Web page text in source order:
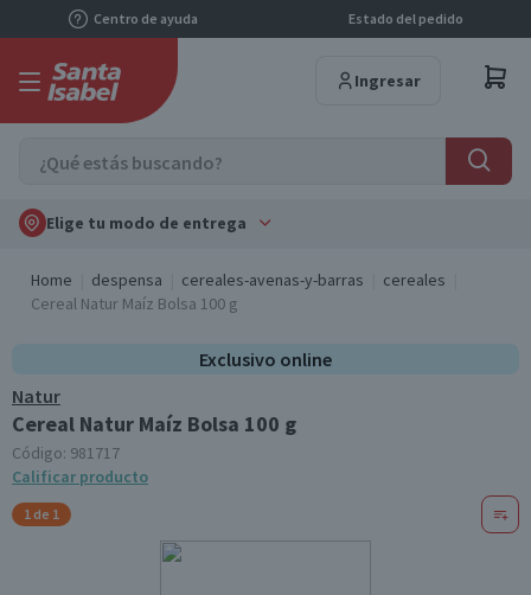
Centro de ayuda Estado del pedido
Ingresar
Elige tu modo de entrega
Home despensa cereales-avenas-y-barras
cereales
Cereal Natur Maíz Bolsa 100 g
Exclusivo online
Natur
Cereal Natur Maíz Bolsa 100 g
Código: 981717
Calificar producto
1 de 1